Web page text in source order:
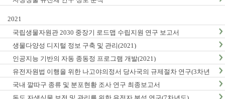
2021
국립생물자원관 2030 중장기 로드맵 수립지원 연구 보고서
생물다양성 디지털 정보 구축 및 관리(2021)
인공지능 기반의 자동 종동정 프로그램 개발(2021)
유전자원법 이행을 위한 나고야의정서 당사국의 규제절차 연구(3차년
도)
국내 깔따구 종류 및 분포현황 조사 연구 최종보고서